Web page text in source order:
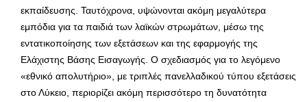
εκπαίδευσης. Ταυτόχρονα, υψώνονται ακόμη μεγαλύτερα
εμπόδια για τα παιδιά των λαϊκών στρωμάτων, μέσω της
εντατικοποίησης των εξετάσεων και της εφαρμογής της
Ελάχιστης Βάσης Εισαγωγής. Ο σχεδιασμός για το λεγόμενο
«εθνικό απολυτήριο», με τριπλές πανελλαδικού τύπου εξετάσεις
στο Λύκειο, περιορίζει ακόμη περισσότερο τη δυνατότητα